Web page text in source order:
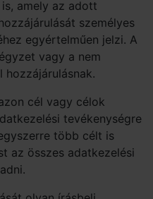
amely az adott
személyes
egyértelműen jelzi. A
vagy a nem
hozzájárulásnak.
cél vagy célok
tevékenységre
több célt is
az összes adatkezelési